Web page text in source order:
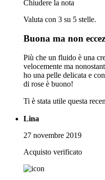
Chiudere la nota
Valuta con 3 su 5 stelle.
Buona ma non
Più che un fluido è una
velocemente ma
ho una pelle delicata e
di rose è buono!
Ti è stata utile questa
Lina
27 novembre 2019
Acquisto verificato